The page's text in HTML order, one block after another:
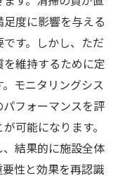
度に影響を与える
す。しかし、ただ
維持するために定
モニタリングシス
フォーマンスを評
可能になります。
結果的に施設全体
性と効果を再認識